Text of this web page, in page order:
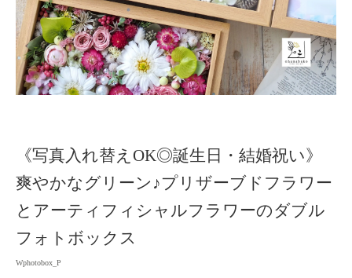
《写真入れ替えOK◎誕生日・結婚祝い》
爽やかなグリーン♪プリザーブドフラワー
とアーティフィシャルフラワーのダブル
フォトボックス
Wphotobox_P